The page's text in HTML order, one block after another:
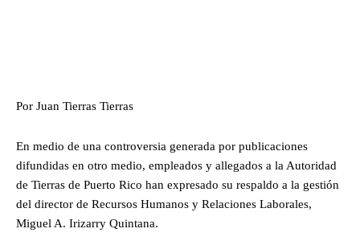
Por Juan Tierras Tierras
En medio de una controversia generada por publicaciones
difundidas en otro medio, empleados y allegados a la Autoridad
de Tierras de Puerto Rico han expresado su respaldo a la gestión
del director de Recursos Humanos y Relaciones Laborales,
Miguel A. Irizarry Quintana.